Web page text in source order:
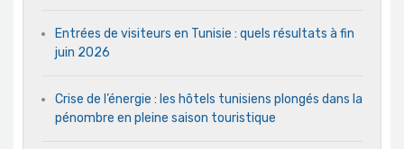
Entrées de visiteurs en Tunisie : quels résultats à fin
juin 2026
Crise de l’énergie : les hôtels tunisiens plongés dans la
pénombre en pleine saison touristique